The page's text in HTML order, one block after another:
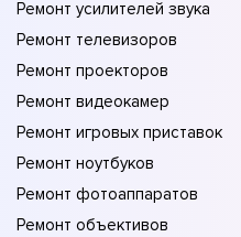
Ремонт усилителей звука
Ремонт телевизоров
Ремонт проекторов
Ремонт видеокамер
Ремонт игровых приставок
Ремонт ноутбуков
Ремонт фотоаппаратов
Ремонт объективов